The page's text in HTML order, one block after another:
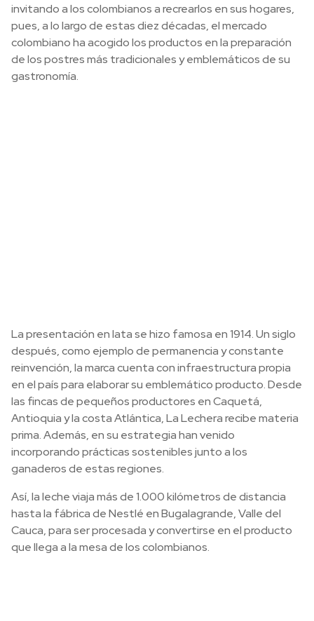
invitando a los colombianos a recrearlos en sus hogares,
pues, a lo largo de estas diez décadas, el mercado
colombiano ha acogido los productos en la preparación
de los postres más tradicionales y emblemáticos de su
gastronomía.
La presentación en lata se hizo famosa en 1914. Un siglo
después, como ejemplo de permanencia y constante
reinvención, la marca cuenta con infraestructura propia
en el país para elaborar su emblemático producto. Desde
las fincas de pequeños productores en Caquetá,
Antioquia y la costa Atlántica, La Lechera recibe materia
prima. Además, en su estrategia han venido
incorporando prácticas sostenibles junto a los
ganaderos de estas regiones.
Así, la leche viaja más de 1.000 kilómetros de distancia
hasta la fábrica de Nestlé en Bugalagrande, Valle del
Cauca, para ser procesada y convertirse en el producto
que llega a la mesa de los colombianos.